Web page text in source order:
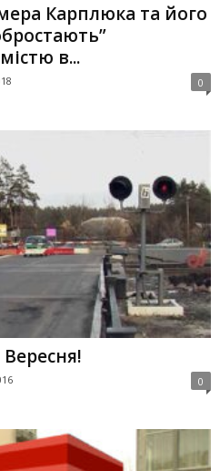
Карплюка та його
в...
0
Вересня!
0